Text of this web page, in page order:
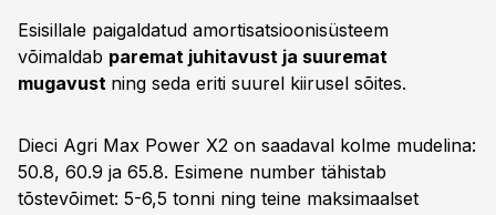
Esisillale paigaldatud amortisatsioonisüsteem
võimaldab paremat juhitavust ja suuremat
mugavust ning seda eriti suurel kiirusel sõites.
Dieci Agri Max Power X2 on saadaval kolme mudelina:
50.8, 60.9 ja 65.8. Esimene number tähistab
tõstevõimet: 5-6,5 tonni ning teine maksimaalset